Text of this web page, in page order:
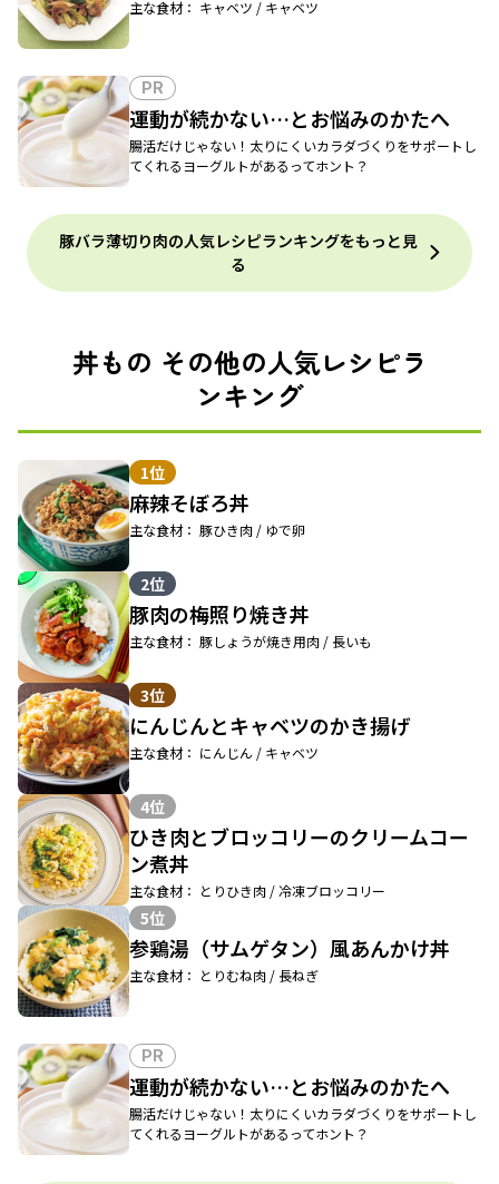
主な食材： キャベツ / キャベツ
PR
運動が続かない…とお悩みのかたへ
腸活だけじゃない！太りにくいカラダづくりをサポートし
てくれるヨーグルトがあるってホント？
豚バラ薄切り肉の人気レシピランキングをもっと見
る
丼もの その他の人気レシピラ
ンキング
1位
麻辣そぼろ丼
主な食材： 豚ひき肉 / ゆで卵
2位
豚肉の梅照り焼き丼
主な食材： 豚しょうが焼き用肉 / 長いも
3位
にんじんとキャベツのかき揚げ
主な食材： にんじん / キャベツ
4位
ひき肉とブロッコリーのクリームコー
ン煮丼
主な食材： とりひき肉 / 冷凍ブロッコリー
5位
参鶏湯（サムゲタン）風あんかけ丼
主な食材： とりむね肉 / 長ねぎ
PR
運動が続かない…とお悩みのかたへ
腸活だけじゃない！太りにくいカラダづくりをサポートし
てくれるヨーグルトがあるってホント？